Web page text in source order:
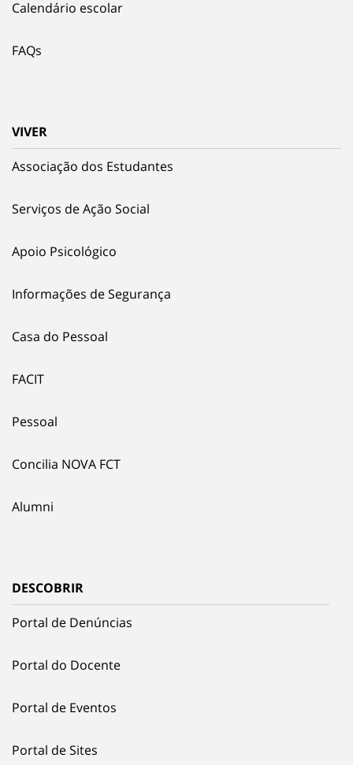
Calendário escolar
FAQs
VIVER
Associação dos Estudantes
Serviços de Ação Social
Apoio Psicológico
Informações de Segurança
Casa do Pessoal
FACIT
Pessoal
Concilia NOVA FCT
Alumni
DESCOBRIR
Portal de Denúncias
Portal do Docente
Portal de Eventos
Portal de Sites